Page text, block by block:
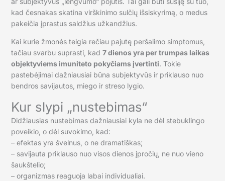
kad česnakas skatina virškinimo sulčių išsiskyrimą, o medus
pakeičia įprastus saldžius užkandžius.
Kai kurie žmonės teigia rečiau pajutę peršalimo simptomus,
tačiau svarbu suprasti, kad 7 dienos yra per trumpas laikas
objektyviems imuniteto pokyčiams įvertinti. Tokie
pastebėjimai dažniausiai būna subjektyvūs ir priklauso nuo
bendros savijautos, miego ir streso lygio.
Kur slypi „nustebimas“
Didžiausias nustebimas dažniausiai kyla ne dėl stebuklingo
poveikio, o dėl suvokimo, kad:
– efektas yra švelnus, o ne dramatiškas;
– savijauta priklauso nuo visos dienos įpročių, ne nuo vieno
šaukštelio;
– organizmas reaguoja labai individualiai.